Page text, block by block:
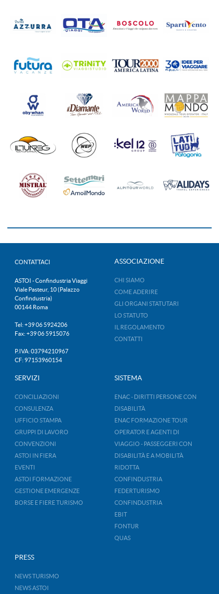
CONTATTACI
ASTOI - Confindustria Viaggi
Viale Pasteur, 10 (Palazzo
Confindustria)
00144 Roma
Tel: +39 06 5924206
Fax: +39 06 5915076
P.IVA: 03794210967
CF: 97153960154
ASSOCIAZIONE
CHI SIAMO
COME ADERIRE
GLI ORGANI STATUTARI
LO STATUTO
IL REGOLAMENTO
CONTATTI
SERVIZI
CONCILIAZIONI
CONSULENZA
UFFICIO STAMPA
GRUPPI DI LAVORO
CONVENZIONI
ASTOI IN FIERA
EVENTI
ASTOI FORMAZIONE
GESTIONE EMERGENZE
BORSE E FIERE TURISMO
SISTEMA
ENAC - DIRITTI PERSONE CON
DISABILITÀ
ENAC FORMAZIONE TOUR
OPERATOR E AGENTI DI
VIAGGIO - PASSEGGERI CON
DISABILITÀ E A MOBILITÀ
RIDOTTA
CONFINDUSTRIA
FEDERTURISMO
CONFINDUSTRIA
EBIT
FONTUR
QUAS
PRESS
NEWS TURISMO
NEWS ASTOI